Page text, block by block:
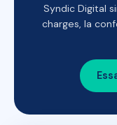
Syndic Digital
charges, la